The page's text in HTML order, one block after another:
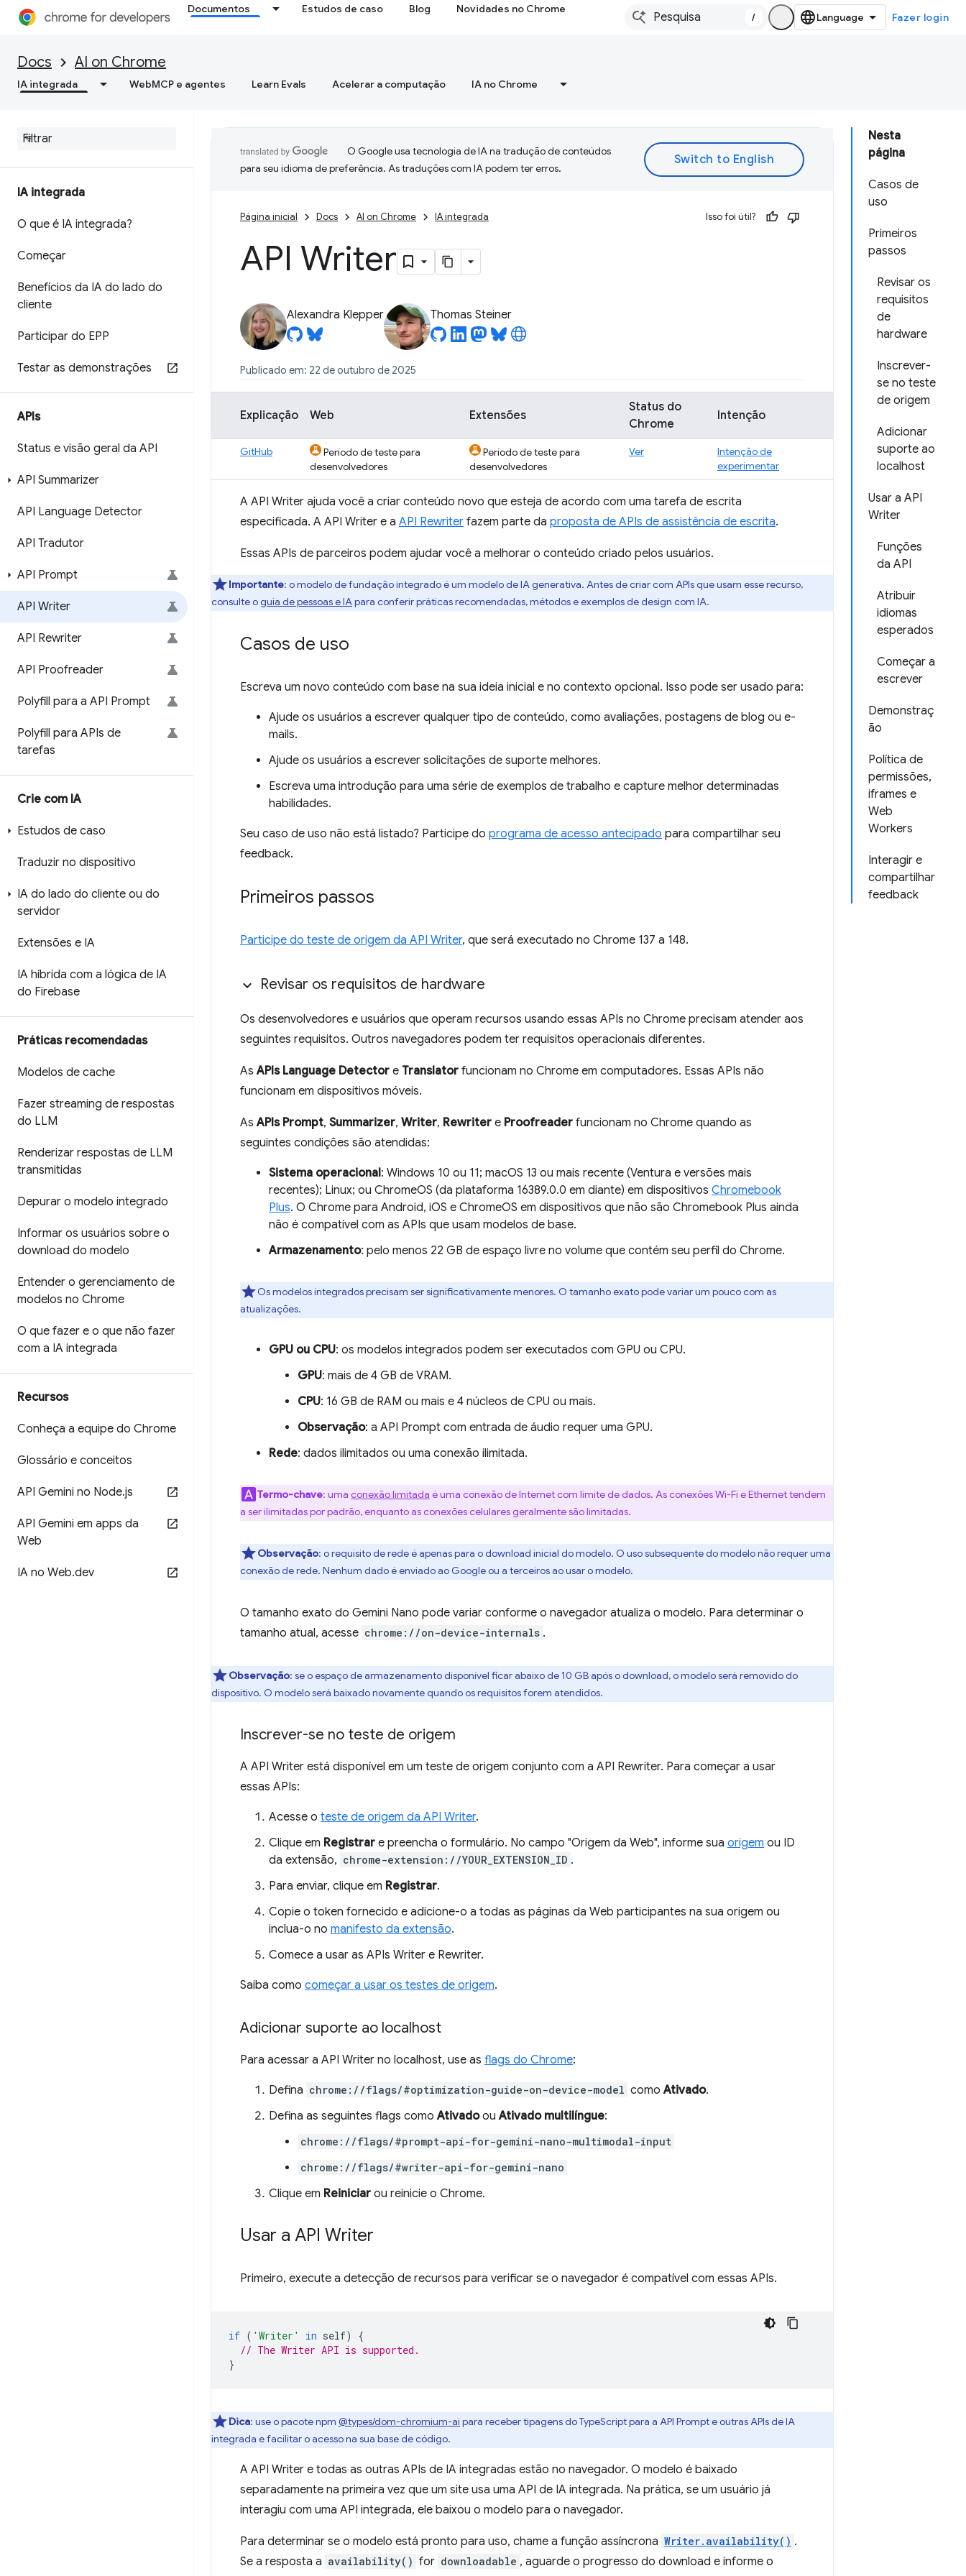
Documentos Estudos de caso Blog Novidades no Chrome
/ Fazer login
Docs AI on Chrome
IA integrada WebMCP e agentes Learn Evals Acelerar a computação IA no Chrome
IA integrada
O que é IA integrada?
Começar
Benefícios da IA do lado do
cliente
Participar do EPP
Testar as demonstrações
APIs
Status e visão geral da API
API Summarizer
API Language Detector
API Tradutor
API Prompt
API Writer
API Rewriter
API Proofreader
Polyfill para a API Prompt
Polyfill para APIs de
tarefas
Crie com IA
Estudos de caso
Traduzir no dispositivo
IA do lado do cliente ou do
servidor
Extensões e IA
IA híbrida com a lógica de IA
do Firebase
Práticas recomendadas
Modelos de cache
Fazer streaming de respostas
do LLM
Renderizar respostas de LLM
transmitidas
Depurar o modelo integrado
Informar os usuários sobre o
download do modelo
Entender o gerenciamento de
modelos no Chrome
O que fazer e o que não fazer
com a IA integrada
Recursos
Conheça a equipe do Chrome
Glossário e conceitos
API Gemini no Node.js
API Gemini em apps da
Web
IA no Web.dev
Nesta
página
Casos de
uso
Primeiros
passos
Revisar os
requisitos
de
hardware
Inscrever-
se no teste
de origem
Adicionar
suporte ao
localhost
Usar a API
Writer
Funções
da API
Atribuir
idiomas
esperados
Começar a
escrever
Demonstraç
ão
Política de
permissões,
iframes e
Web
Workers
Interagir e
compartilhar
feedback
O Google usa tecnologia de IA na tradução de conteúdos
para seu idioma de preferência. As traduções com IA podem ter erros.
Página inicial Docs AI on Chrome IA integrada Isso foi útil?
API Writer
Alexandra Klepper Thomas Steiner
Publicado em: 22 de outubro de 2025
Explicação Web Extensões
Status do
Chrome
Intenção
GitHub
Período de teste para
desenvolvedores
Período de teste para
desenvolvedores
Ver
Intenção de
experimentar
A API Writer ajuda você a criar conteúdo novo que esteja de acordo com uma tarefa de escrita
especificada. A API Writer e a API Rewriter fazem parte da proposta de APIs de assistência de escrita.
Essas APIs de parceiros podem ajudar você a melhorar o conteúdo criado pelos usuários.
Importante: o modelo de fundação integrado é um modelo de IA generativa. Antes de criar com APIs que usam esse recurso,
consulte oguia de pessoas e IApara conferir práticas recomendadas, métodos e exemplos de design com IA.
Casos de uso
Escreva um novo conteúdo com base na sua ideia inicial e no contexto opcional. Isso pode ser usado para:
Ajude os usuários a escrever qualquer tipo de conteúdo, como avaliações, postagens de blog ou e-
mails.
Ajude os usuários a escrever solicitações de suporte melhores.
Escreva uma introdução para uma série de exemplos de trabalho e capture melhor determinadas
habilidades.
Seu caso de uso não está listado? Participe do programa de acesso antecipado para compartilhar seu
feedback.
Primeiros passos
Participe do teste de origem da API Writer, que será executado no Chrome 137 a 148.
Revisar os requisitos de hardware
Os desenvolvedores e usuários que operam recursos usando essas APIs no Chrome precisam atender aos
seguintes requisitos. Outros navegadores podem ter requisitos operacionais diferentes.
AsAPIs Language Detector e Translator funcionam no Chrome em computadores. Essas APIs não
funcionam em dispositivos móveis.
AsAPIs Prompt, Summarizer, Writer, Rewriter e Proofreader funcionam no Chrome quando as
seguintes condições são atendidas:
Sistema operacional: Windows 10 ou 11; macOS 13 ou mais recente (Ventura e versões mais
recentes); Linux; ou ChromeOS (da plataforma 16389.0.0 em diante) em dispositivos Chromebook
Plus. O Chrome para Android, iOS e ChromeOS em dispositivos que não são Chromebook Plus ainda
não é compatível com as APIs que usam modelos de base.
Armazenamento: pelo menos 22 GB de espaço livre no volume que contém seu perfil do Chrome.
Os modelos integrados precisam ser significativamente menores. O tamanho exato pode variar um pouco com as
atualizações.
GPU ou CPU: os modelos integrados podem ser executados com GPU ou CPU.
GPU: mais de 4 GB de VRAM.
CPU: 16 GB de RAM ou mais e 4 núcleos de CPU ou mais.
Observação: a API Prompt com entrada de áudio requer uma GPU.
Rede: dados ilimitados ou uma conexão ilimitada.
Termo-chave: uma conexão limitada é uma conexão de Internet com limite de dados. As conexões Wi-Fi e Ethernet tendem
a ser ilimitadas por padrão, enquanto as conexões celulares geralmente são limitadas.
Observação: o requisito de rede é apenas para o download inicial do modelo. O uso subsequente do modelo não requer uma
conexão de rede. Nenhum dado é enviado ao Google ou a terceiros ao usar o modelo.
O tamanho exato do Gemini Nano pode variar conforme o navegador atualiza o modelo. Para determinar o
tamanho atual, acesse chrome://on-device-internals .
Observação: se o espaço de armazenamento disponível ficar abaixo de 10 GB após o download, o modelo será removido do
dispositivo. O modelo será baixado novamente quando os requisitos forem atendidos.
Inscrever-se no teste de origem
A API Writer está disponível em um teste de origem conjunto com a API Rewriter. Para começar a usar
essas APIs:
Acesse o teste de origem da API Writer.
Clique em Registrar e preencha o formulário. No campo "Origem da Web", informe sua origem ou ID
da extensão, chrome-extension://YOUR_EXTENSION_ID .
Para enviar, clique em Registrar.
Copie o token fornecido e adicione-o a todas as páginas da Web participantes na sua origem ou
inclua-o no manifesto da extensão.
Comece a usar as APIs Writer e Rewriter.
Saiba como começar a usar os testes de origem.
Adicionar suporte ao localhost
Para acessar a API Writer no localhost, use as flags do Chrome:
Defina chrome://flags/#optimization-guide-on-device-model comoAtivado.
Defina as seguintes flags comoAtivadoouAtivado multilíngue:
chrome://flags/#prompt-api-for-gemini-nano-multimodal-input
chrome://flags/#writer-api-for-gemini-nano
Clique em Reiniciar ou reinicie o Chrome.
Usar a API Writer
Primeiro, execute a detecção de recursos para verificar se o navegador é compatível com essas APIs.
if ( 'Writer' in self)
{
// The Writer API is supported.
}
Dica: use o pacote npm @types/dom-chromium-ai para receber tipagens do TypeScript para a API Prompt e outras APIs de IA
integrada e facilitar o acesso na sua base de código.
A API Writer e todas as outras APIs de IA integradas estão no navegador. O modelo é baixado
separadamente na primeira vez que um site usa uma API de IA integrada. Na prática, se um usuário já
interagiu com uma API integrada, ele baixou o modelo para o navegador.
Para determinar se o modelo está pronto para uso, chame a função assíncrona Writer.availability() .
Se a resposta a availability() for downloadable , aguarde o progresso do download e informe o